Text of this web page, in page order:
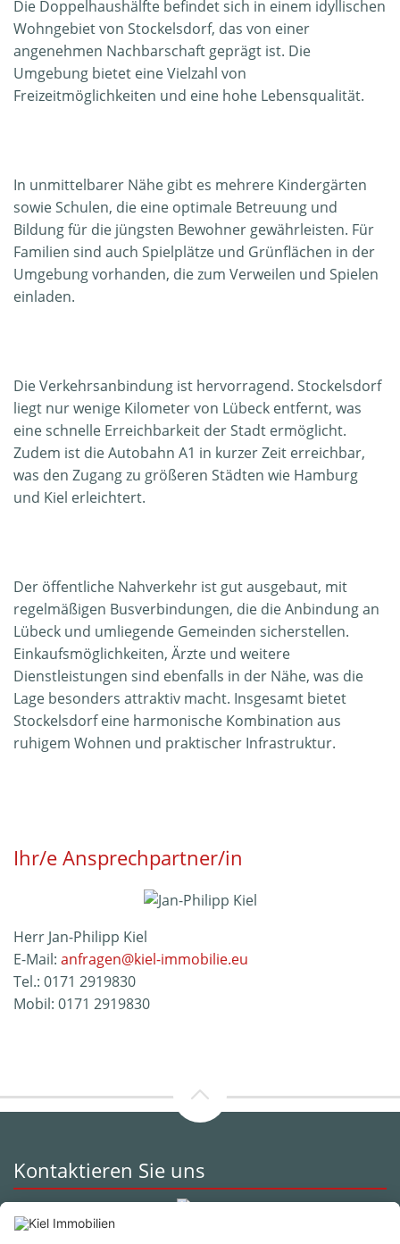
Die Doppelhaushälfte befindet sich in einem idyllischen
Wohngebiet von Stockelsdorf, das von einer
angenehmen Nachbarschaft geprägt ist. Die
Umgebung bietet eine Vielzahl von
Freizeitmöglichkeiten und eine hohe Lebensqualität.
In unmittelbarer Nähe gibt es mehrere Kindergärten
sowie Schulen, die eine optimale Betreuung und
Bildung für die jüngsten Bewohner gewährleisten. Für
Familien sind auch Spielplätze und Grünflächen in der
Umgebung vorhanden, die zum Verweilen und Spielen
einladen.
Die Verkehrsanbindung ist hervorragend. Stockelsdorf
liegt nur wenige Kilometer von Lübeck entfernt, was
eine schnelle Erreichbarkeit der Stadt ermöglicht.
Zudem ist die Autobahn A1 in kurzer Zeit erreichbar,
was den Zugang zu größeren Städten wie Hamburg
und Kiel erleichtert.
Der öffentliche Nahverkehr ist gut ausgebaut, mit
regelmäßigen Busverbindungen, die die Anbindung an
Lübeck und umliegende Gemeinden sicherstellen.
Einkaufsmöglichkeiten, Ärzte und weitere
Dienstleistungen sind ebenfalls in der Nähe, was die
Lage besonders attraktiv macht. Insgesamt bietet
Stockelsdorf eine harmonische Kombination aus
ruhigem Wohnen und praktischer Infrastruktur.
Ihr/e Ansprechpartner/in
Herr Jan-Philipp Kiel
E-Mail: anfragen@kiel-immobilie.eu
Tel.: 0171 2919830
Mobil: 0171 2919830
Kontaktieren Sie uns